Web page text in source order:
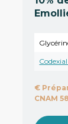
€
CNAM